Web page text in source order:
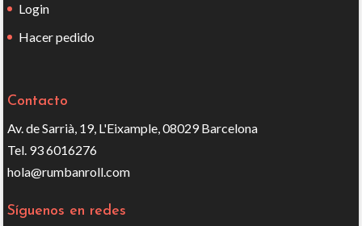
Login
Hacer pedido
Contacto
Av. de Sarrià, 19, L'Eixample, 08029 Barcelona
Tel. 93 6016276
hola@rumbanroll.com
Síguenos en redes